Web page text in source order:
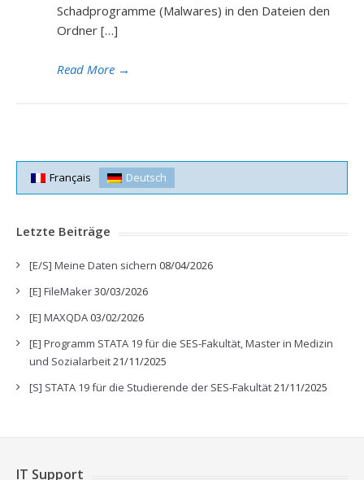
Schadprogramme (Malwares) in den Dateien den
Ordner […]
Read More →
Français Deutsch
Letzte Beiträge
[E/S] Meine Daten sichern 08/04/2026
[E] FileMaker30/03/2026
[E] MAXQDA03/02/2026
[E] Programm STATA 19 für die SES-Fakultät, Master in Medizin
und Sozialarbeit21/11/2025
[S] STATA 19 für die Studierende der SES-Fakultät21/11/2025
IT Support